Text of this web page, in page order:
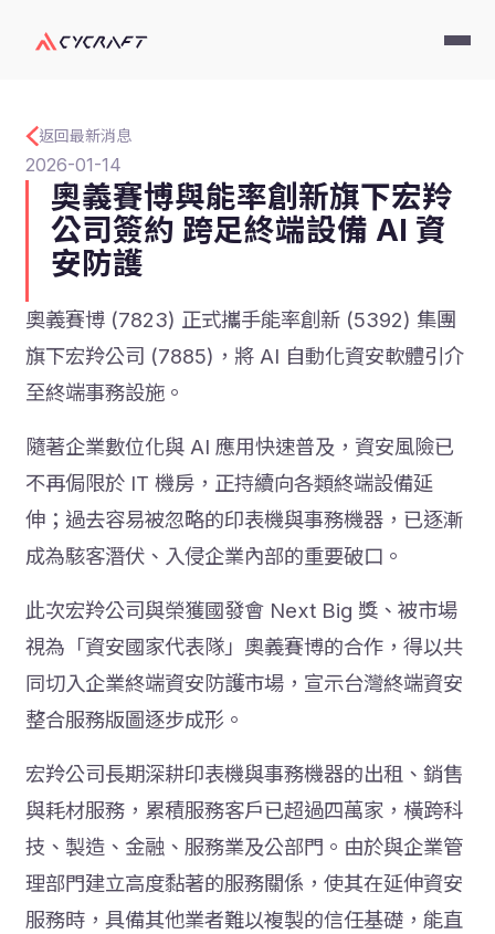
返回最新消息
2026-01-14
奧義賽博與能率創新旗下宏羚
公司簽約 跨足終端設備 AI 資
安防護
奧義賽博 (7823) 正式攜手能率創新 (5392) 集團
旗下宏羚公司 (7885)，將 AI 自動化資安軟體引介
至終端事務設施。
隨著企業數位化與 AI 應用快速普及，資安風險已
不再侷限於 IT 機房，正持續向各類終端設備延
伸；過去容易被忽略的印表機與事務機器，已逐漸
成為駭客潛伏、入侵企業內部的重要破口。
此次宏羚公司與榮獲國發會 Next Big 獎、被市場
視為「資安國家代表隊」奧義賽博的合作，得以共
同切入企業終端資安防護市場，宣示台灣終端資安
整合服務版圖逐步成形。
宏羚公司長期深耕印表機與事務機器的出租、銷售
與耗材服務，累積服務客戶已超過四萬家，橫跨科
技、製造、金融、服務業及公部門。由於與企業管
理部門建立高度黏著的服務關係，使其在延伸資安
服務時，具備其他業者難以複製的信任基礎，能直